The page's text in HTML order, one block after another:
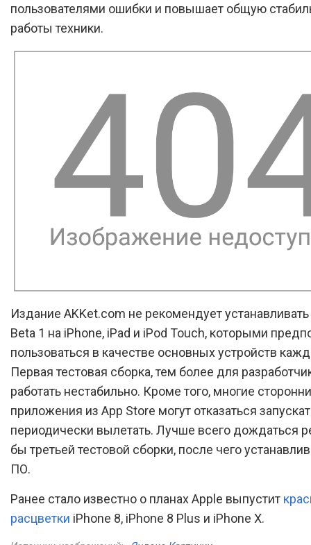
пользователями ошибки и повышает общую
работы техники.
Издание AKKet.com не рекомендует устанавливать
Beta 1 на iPhone, iPad и iPod Touch, которыми
пользоваться в качестве основных устройств
Первая тестовая сборка, тем более для
работать нестабильно. Кроме того, многие
приложения из App Store могут отказаться
периодически вылетать. Лучше всего дождаться
бы третьей тестовой сборки, после чего
ПО.
Ранее стало известно о планах Apple выпустит
расцветки iPhone 8, iPhone 8 Plus и iPhone X.